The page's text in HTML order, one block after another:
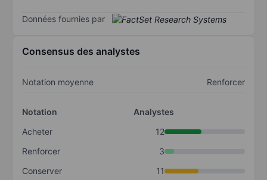
Données fournies par
Consensus des analystes
Notation moyenne Renforcer
Notation
Analystes
Acheter
12
Renforcer
3
Conserver
11